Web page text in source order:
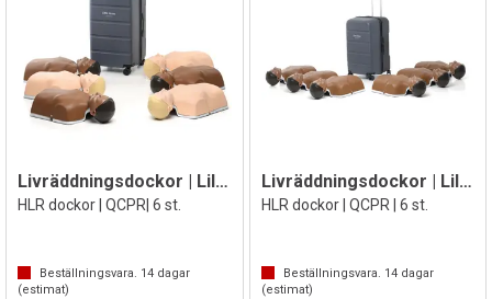
Livräddningsdockor | Lilla Anna Combo
HLR dockor | QCPR| 6 st.
Beställningsvara. 14 dagar
(estimat)
Livräddningsdockor | Lilla Anna Dark
HLR dockor | QCPR | 6 st.
Beställningsvara. 14dagar
(estimat)